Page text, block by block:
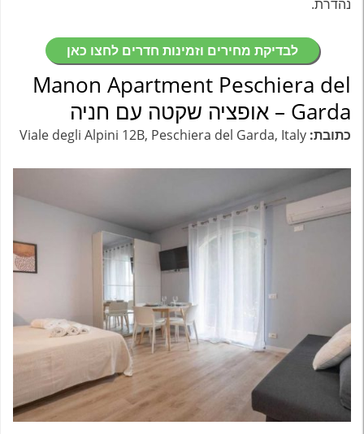
נהדרת.
לבדיקת מחירים וזמינות חדרים לחצו כאן
Manon Apartment Peschiera del
Garda – אופציה שקטה עם חניה
כתובת: